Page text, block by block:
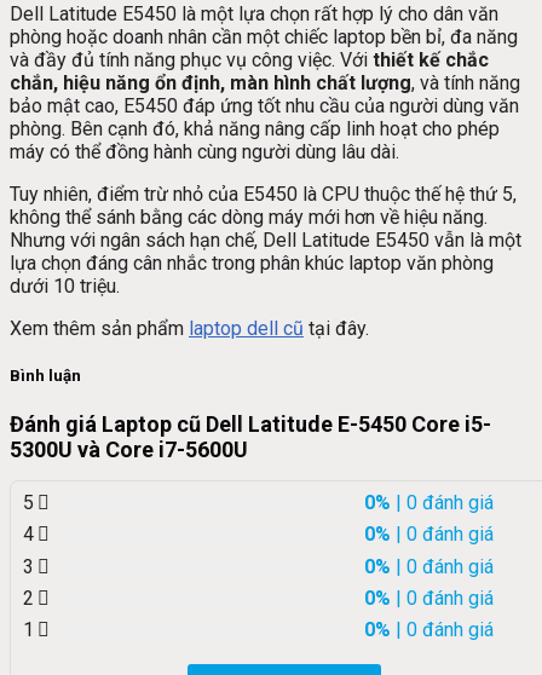
Dell Latitude E5450 là một lựa chọn rất hợp lý cho dân văn
phòng hoặc doanh nhân cần một chiếc laptop bền bỉ, đa năng
và đầy đủ tính năng phục vụ công việc. Với thiết kế chắc
chắn, hiệu năng ổn định, màn hình chất lượng, và tính năng
bảo mật cao, E5450 đáp ứng tốt nhu cầu của người dùng văn
phòng. Bên cạnh đó, khả năng nâng cấp linh hoạt cho phép
máy có thể đồng hành cùng người dùng lâu dài.
Tuy nhiên, điểm trừ nhỏ của E5450 là CPU thuộc thế hệ thứ 5,
không thể sánh bằng các dòng máy mới hơn về hiệu năng.
Nhưng với ngân sách hạn chế, Dell Latitude E5450 vẫn là một
lựa chọn đáng cân nhắc trong phân khúc laptop văn phòng
dưới 10 triệu.
Xem thêm sản phẩm laptop dell cũ tại đây.
Bình luận
Đánh giá Laptop cũ Dell Latitude E-5450 Core i5-
5300U và Core i7-5600U
5 0% | 0 đánh giá
4
0% | 0 đánh giá
3
0% | 0 đánh giá
2
0% | 0 đánh giá
1
0% | 0 đánh giá